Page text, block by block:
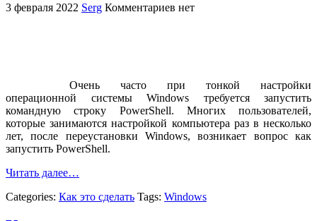
3 февраля 2022 Serg Комментариев нет
Очень часто при тонкой настройки
операционной системы Windows требуется запустить
командную строку PowerShell. Многих пользователей,
которые занимаются настройкой компьютера раз в несколько
лет, после переустановки Windows, возникает вопрос как
запустить PowerShell.
Читать далее…
Categories: Как это сделать Tags: Windows